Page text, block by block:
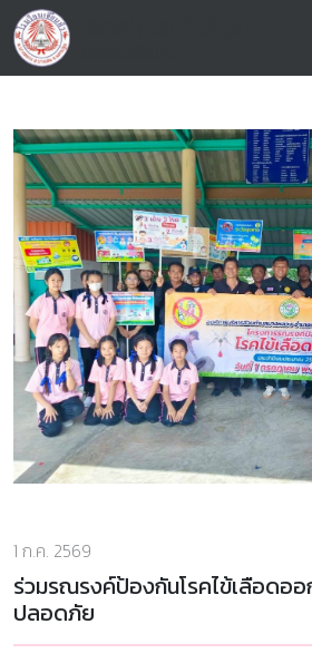
1 ก.ค. 2569
ร่วมรณรงค์ป้องกันโรคไข้เลือดอ
ปลอดภัย